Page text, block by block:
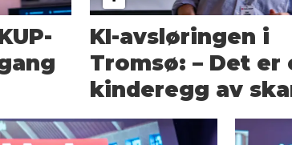
KI-avsløringen i
Tromsø: – Det er
kinderegg av